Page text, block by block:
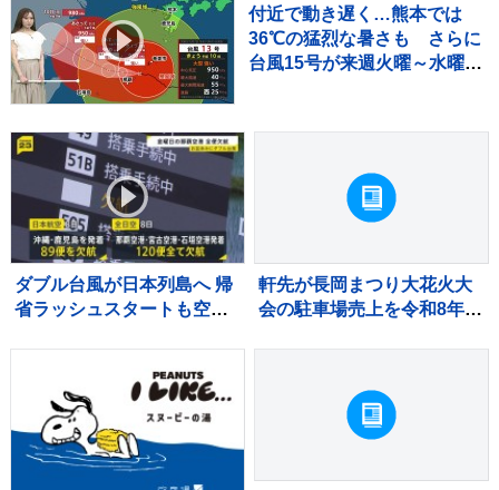
付近で動き遅く…熊本では
36℃の猛烈な暑さも さらに
台風15号が来週火曜～水曜ご
ダブル台風が日本列島へ 帰
省ラッシュスタートも空の
器」を避難所に持ち込む高
齢者も 週明け15号も本州
へ【news23】
軒先が長岡まつり大花火大
会の駐車場売上を令和8年熊